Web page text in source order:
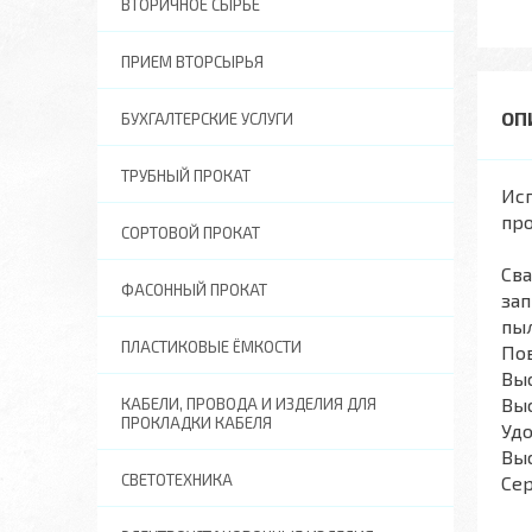
ВТОРИЧНОЕ СЫРЬЕ
ПРИЕМ ВТОРСЫРЬЯ
БУХГАЛТЕРСКИЕ УСЛУГИ
ТРУБНЫЙ ПРОКАТ
СОРТОВОЙ ПРОКАТ
ФАСОННЫЙ ПРОКАТ
ПЛАСТИКОВЫЕ ЁМКОСТИ
КАБЕЛИ, ПРОВОДА И ИЗДЕЛИЯ ДЛЯ
ПРОКЛАДКИ КАБЕЛЯ
СВЕТОТЕХНИКА